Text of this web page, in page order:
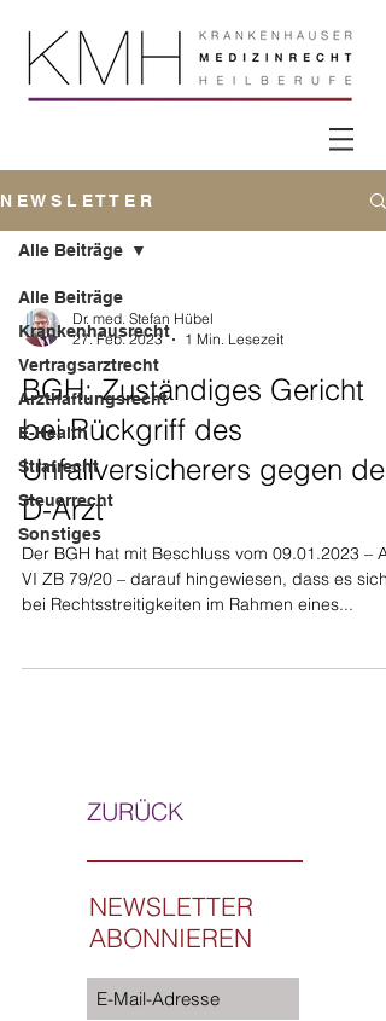
N E W S L E T T E R
Alle Beiträge
Krankenhausrecht
Vertragsarztrecht
Arzthaftungsrecht
E-Health
Strafrecht
Steuerrecht
Sonstiges
Alle Beiträge
Dr. med. Stefan Hübel
27. Feb. 2023
1 Min. Lesezeit
BGH: Zuständiges Gericht
bei Rückgriff des
Unfallversicherers gegen den
D-Arzt
Der BGH hat mit Beschluss vom 09.01.2023 –
VI ZB 79/20 – darauf hingewiesen, dass es sich
bei Rechtsstreitigkeiten im Rahmen eines...
ZURÜCK
NEWSLETTER
ABONNIEREN